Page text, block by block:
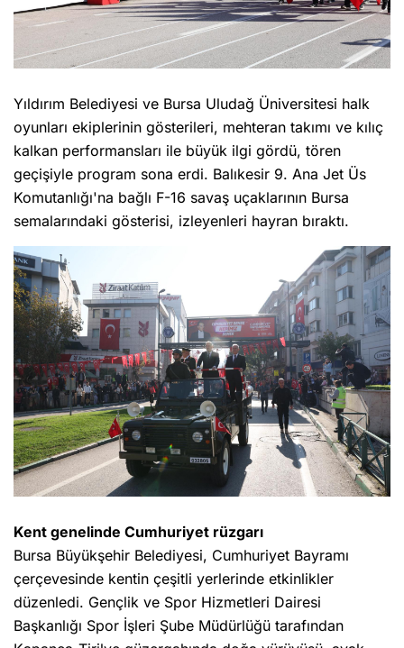
Yıldırım Belediyesi ve Bursa Uludağ Üniversitesi halk
oyunları ekiplerinin gösterileri, mehteran takımı ve kılıç
kalkan performansları ile büyük ilgi gördü, tören
geçişiyle program sona erdi. Balıkesir 9. Ana Jet Üs
Komutanlığı'na bağlı F-16 savaş uçaklarının Bursa
semalarındaki gösterisi, izleyenleri hayran bıraktı.
Kent genelinde Cumhuriyet rüzgarı
Bursa Büyükşehir Belediyesi, Cumhuriyet Bayramı
çerçevesinde kentin çeşitli yerlerinde etkinlikler
düzenledi. Gençlik ve Spor Hizmetleri Dairesi
Başkanlığı Spor İşleri Şube Müdürlüğü tarafından